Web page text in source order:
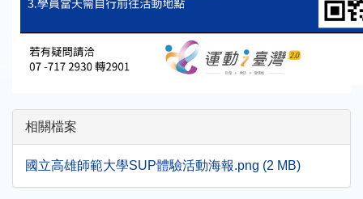
相關檔案
國立高雄師範大學SUP體驗活動海報.png (2 MB)